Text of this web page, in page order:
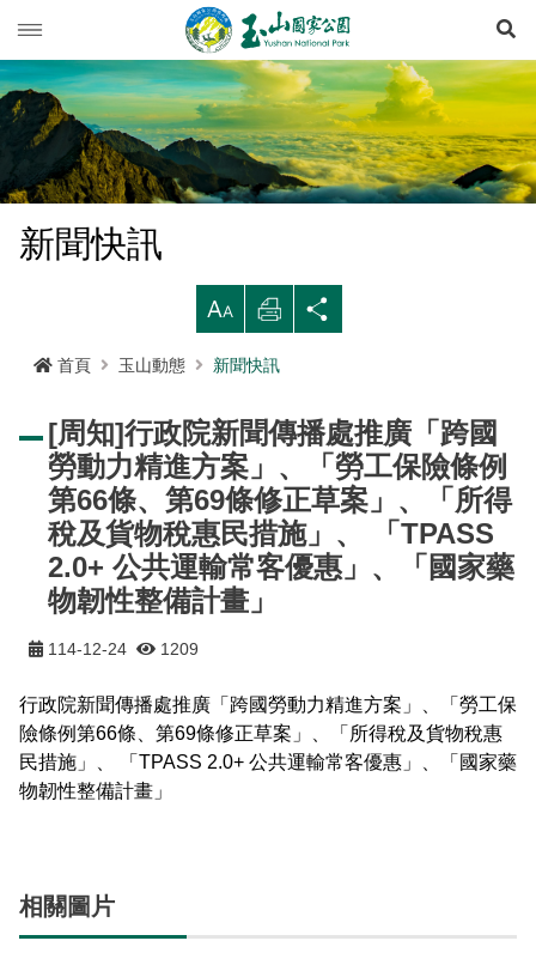
玉山動態
新聞快訊
活動列車
活動報名
登山步道開放狀況
園區氣象
RSS訂閱
旅遊導引
旅遊須知
遊憩型態
緊急連絡電話
西北園區
東部園區
水里遊客中心
塔塔加遊客中心
東埔服務中心
梅山遊客中心
排雲登山服務中心
線上預約
線上預約進度查詢
登山資訊
登山資訊總覽
步道分級與步道系統
登山安全
高山急難救護
可通訊參考點
登山安全系列影片
防疫期間登山守則
八通關越嶺步道系統
南橫三山及關山步道系統
南二段步道系統
新康橫斷步道系統
馬博拉斯橫斷步道系統
山域事故統計
生態保育
地形
地質
水文
氣候
植物
歷史人文
布農族
八通關古道
八通關越道
玉山腳下的子民
黑熊專區
臺灣黑熊科普
與熊共存
黑熊通報
黑熊影片
黑熊骨骼標本特展
科研基地
說明
科研成果
公民科學
路死動物調查成果
iNaturalist
生態保育資訊
生態放映室
採集證申請
Taibif系統
環教理念
課程介紹
環教預約
多媒體專區
線上玉山
影音出版品
玉山寫真
旅遊摺頁
行政服務
玉山國家公園
關於我們
我們的願景
組織職掌
處長簡介
政府資訊公開
法律規範
支付或接受補助
預決算及會計報告
數位典藏
意見信箱
入園信箱
雙語詞彙
檔案應用專區
檔案應用申請服務
民眾申辦服務
語言Language
English
日本語
한국어
Bahasa Melayu
ไทย
RSS 訂閱 兒童網
Facebook
新聞快訊
大 列
印
首頁 玉山動態 新聞快訊
[周知]行政院新聞傳播處推廣「跨國
勞動力精進方案」、「勞工保險條例
第66條、第69條修正草案」、「所得
稅及貨物稅惠民措施」、 「TPASS
2.0+ 公共運輸常客優惠」、「國家藥
物韌性整備計畫」
114-12-24 1209
行政院新聞傳播處推廣「跨國勞動力精進方案」、「勞工保
險條例第66條、第69條修正草案」、「所得稅及貨物稅惠
民措施」、 「TPASS 2.0+ 公共運輸常客優惠」、「國家藥
物韌性整備計畫」
相關圖片